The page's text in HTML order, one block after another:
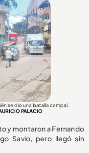
se dio una batalla campal,
PALACIO
y montaron a Fernando
Savio, pero llegó sin